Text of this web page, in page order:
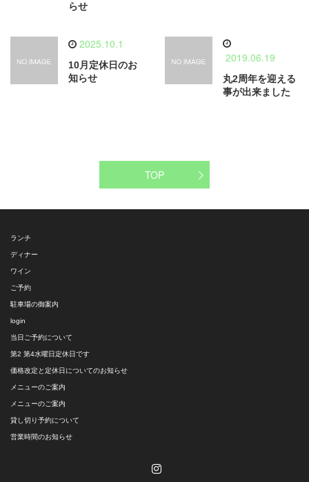
らせ
2025.10.1
10月定休日のお
知らせ
2019.06.19
丸2周年を迎える
事が出来ました
TOP
ランチ
ディナー
ワイン
ご予約
駐車場の御案内
login
当日ご予約について
第2 第4水曜日定休日です
価格改定と定休日についてのお知らせ
メニューのご案内
メニューのご案内
貸し切り予約について
営業時間のお知らせ